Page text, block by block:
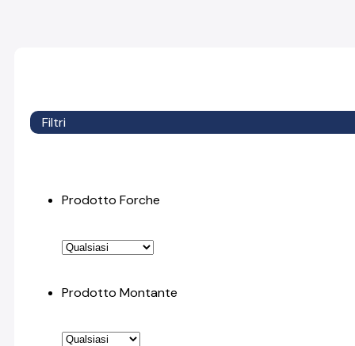
Filtri
Prodotto Forche
Prodotto Montante